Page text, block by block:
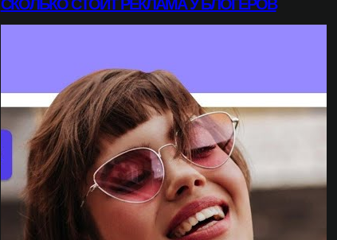
СКОЛЬКО СТОИТ РЕКЛАМА У БЛОГЕРОВ